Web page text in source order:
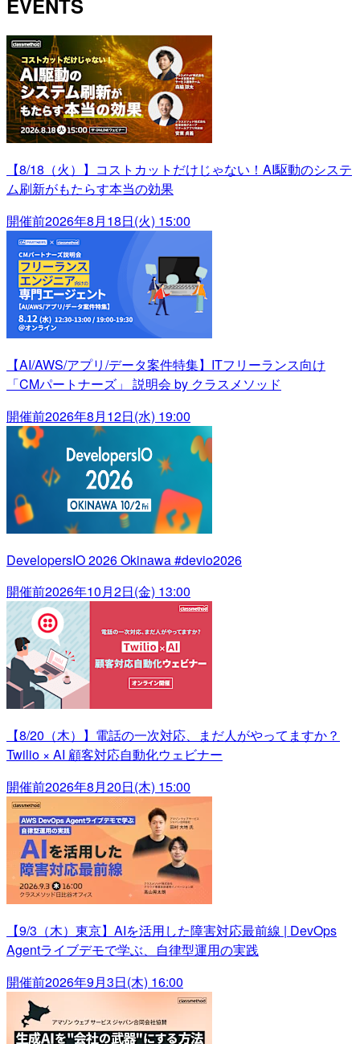
【8/18（火）】コストカットだけじゃない！AI駆動のシステ
ム刷新がもたらす本当の効果
開催前2026年8月18日(火) 15:00
【AI/AWS/アプリ/データ案件特集】ITフリーランス向け
「CMパートナーズ」 説明会 by クラスメソッド
開催前2026年8月12日(水) 19:00
DevelopersIO 2026 Okinawa #devio2026
開催前2026年10月2日(金) 13:00
【8/20（木）】電話の一次対応、まだ人がやってますか？
Twilio × AI 顧客対応自動化ウェビナー
開催前2026年8月20日(木) 15:00
【9/3（木）東京】AIを活用した障害対応最前線 | DevOps
Agentライブデモで学ぶ、自律型運用の実践
開催前2026年9月3日(木) 16:00